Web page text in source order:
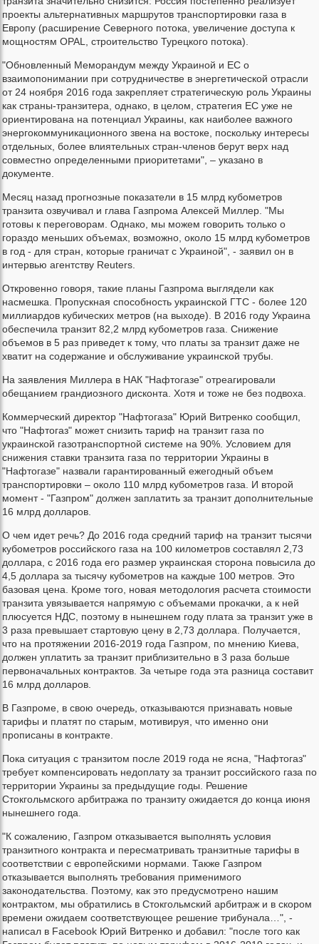
проекты альтернативных маршрутов транспортировки газа в
Европу (расширение Северного потока, увеличение доступа к
мощностям OPAL, строительство Турецкого потока).
"Обновленный Меморандум между Украиной и ЕС о
взаимопонимании при сотрудничестве в энергетической отрасли
от 24 ноября 2016 года закрепляет стратегическую роль Украины
как страны-транзитера, однако, в целом, стратегия ЕС уже не
ориентирована на потенциал Украины, как наиболее важного
энергокоммуникационного звена на востоке, поскольку интересы
отдельных, более влиятельных стран-членов берут верх над
совместно определенными приоритетами", – указано в
документе.
Месяц назад прогнозные показатели в 15 млрд кубометров
транзита озвучивал и глава Газпрома Алексей Миллер. "Мы
готовы к переговорам. Однако, мы можем говорить только о
гораздо меньших объемах, возможно, около 15 млрд кубометров
в год - для стран, которые граничат с Украиной", - заявил он в
интервью агентству Reuters.
Откровенно говоря, такие планы Газпрома выглядели как
насмешка. Пропускная способность украинской ГТС - более 120
миллиардов кубических метров (на выходе). В 2016 году Украина
обеспечила транзит 82,2 млрд кубометров газа. Снижение
объемов в 5 раз приведет к тому, что платы за транзит даже не
хватит на содержание и обслуживание украинской трубы.
На заявления Миллера в НАК "Нафтогазе" отреагировали
обещанием грандиозного дисконта. Хотя и тоже не без подвоха.
Коммерческий директор "Нафтогаза" Юрий Витренко сообщил,
что "Нафтогаз" может снизить тариф на транзит газа по
украинской газотранспортной системе на 90%. Условием для
снижения ставки транзита газа по территории Украины в
"Нафтогазе" назвали гарантированный ежегодный объем
транспортировки – около 110 млрд кубометров газа. И второй
момент - "Газпром" должен заплатить за транзит дополнительные
16 млрд долларов.
О чем идет речь? До 2016 года средний тариф на транзит тысячи
кубометров российского газа на 100 километров составлял 2,73
доллара, с 2016 года его размер украинская сторона повысила до
4,5 доллара за тысячу кубометров на каждые 100 метров. Это
базовая цена. Кроме того, новая методология расчета стоимости
транзита увязывается напрямую с объемами прокачки, а к ней
плюсуется НДС, поэтому в нынешнем году плата за транзит уже в
3 раза превышает стартовую цену в 2,73 доллара. Получается,
что на протяжении 2016-2019 года Газпром, по мнению Киева,
должен уплатить за транзит приблизительно в 3 раза больше
первоначальных контрактов. За четыре года эта разница составит
16 млрд долларов.
В Газпроме, в свою очередь, отказываются признавать новые
тарифы и платят по старым, мотивируя, что именно они
прописаны в контракте.
Пока ситуация с транзитом после 2019 года не ясна, "Нафтогаз"
требует компенсировать недоплату за транзит российского газа по
территории Украины за предыдущие годы. Решение
Стокгольмского арбитража по транзиту ожидается до конца июня
нынешнего года.
"К сожалению, Газпром отказывается выполнять условия
транзитного контракта и пересматривать транзитные тарифы в
соответствии с европейскими нормами. Также Газпром
отказывается выполнять требования применимого
законодательства. Поэтому, как это предусмотрено нашим
контрактом, мы обратились в Стокгольмский арбитраж и в скором
времени ожидаем соответствующее решение трибунала…", -
написал в Facebook Юрий Витренко и добавил: "после того как